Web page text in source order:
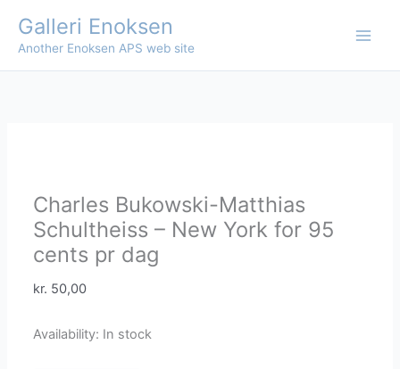
content
Galleri Enoksen
Another Enoksen APS web site
Charles Bukowski-Matthias
Schultheiss – New York for 95
cents pr dag
kr. 50,00
Availability: In stock